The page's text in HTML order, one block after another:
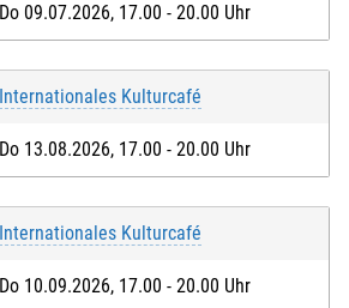
Do 09.07.2026, 17.00 - 20.00 Uhr
Internationales Kulturcafé
Do 13.08.2026, 17.00 - 20.00 Uhr
Internationales Kulturcafé
Do 10.09.2026, 17.00 - 20.00 Uhr